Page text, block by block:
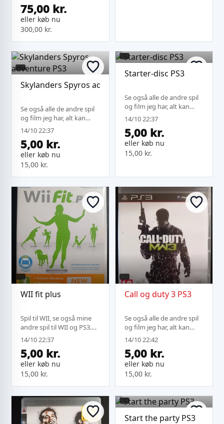
75,00 kr.
eller køb nu
300,00 kr.
Skylanders Spyros adventure PS3
Se også alle de andre spil
og film jeg har, alt kan
sendes under samme
fragt.
14/10 22:37
5,00 kr.
eller køb nu
15,00 kr.
Starter-disc PS3
Se også alle de andre spil
og film jeg har, alt kan
sendes under samme
fragt.
14/10 22:37
5,00 kr.
eller køb nu
15,00 kr.
WII fit plus
Spil til WII, se også mine
andre spil til WII og PS3.
Købes der mere kan jeg
sende på samme fragt.
14/10 22:37
5,00 kr.
eller køb nu
15,00 kr.
Call og duty 3 PS3
Se også alle de andre spil
og film jeg har, alt kan
sendes under samme
fragt.
14/10 22:42
5,00 kr.
eller køb nu
15,00 kr.
Start the party PS3